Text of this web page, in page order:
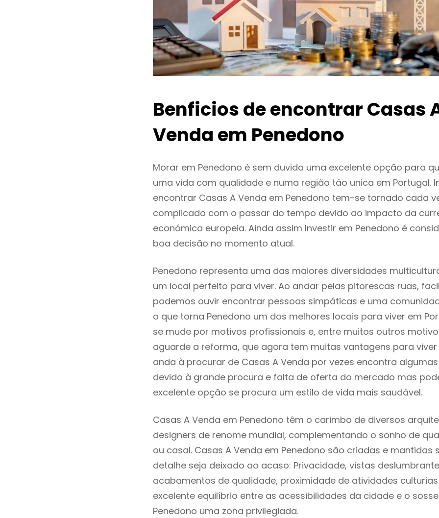
Benficios de encontrar Casas
Venda em Penedono
Morar em Penedono é sem duvida uma excelente opção para
uma vida com qualidade e numa região táo unica em Portugal.
encontrar Casas A Venda em Penedono tem-se tornado cada
complicado com o passar do tempo devido ao impacto da
económica europeia. Ainda assim Investir em Penedono é
boa decisão no momento atual.
Penedono representa uma das maiores diversidades
um local perfeito para viver. Ao andar pelas pitorescas ruas,
podemos ouvir encontrar pessoas simpáticas e uma
o que torna Penedono um dos melhores locais para viver em
se mude por motivos profissionais e, entre muitos outros
aguarde a reforma, que agora tem muitas vantagens para viver
anda à procurar de Casas A Venda por vezes encontra
devido à grande procura e falta de oferta do mercado mas
excelente opção se procura um estilo de vida mais saudável.
Casas A Venda em Penedono têm o carimbo de diversos
designers de renome mundial, complementando o sonho de
ou casal. Casas A Venda em Penedono são criadas e mantidas
detalhe seja deixado ao acaso: Privacidade, vistas
acabamentos de qualidade, proximidade de atividades
excelente equilíbrio entre as acessibilidades da cidade e o
Penedono uma zona privilegiada.